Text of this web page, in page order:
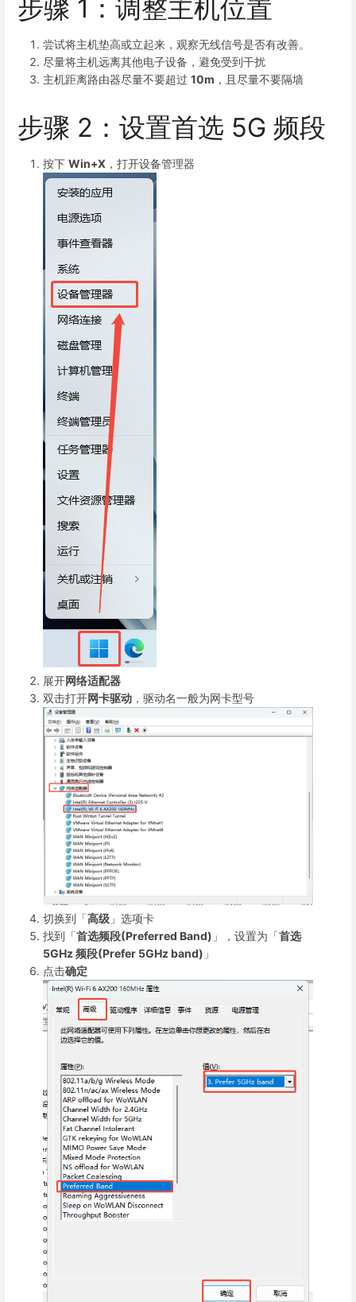
步骤 1：调整主机位置
尝试将主机垫高或立起来，观察无线信号是否有改善。
尽量将主机远离其他电子设备，避免受到干扰
主机距离路由器尽量不要超过 10m ，且尽量不要隔墙
步骤 2：设置首选 5G 频段
按下 Win+X ，打开设备管理器
展开网络适配器
双击打开网卡驱动 ，驱动名一般为网卡型号
切换到「高级 」选项卡
找到「首选频段(Preferred Band) 」，设置为「首选
5GHz 频段(Prefer 5GHz band) 」
点击确定